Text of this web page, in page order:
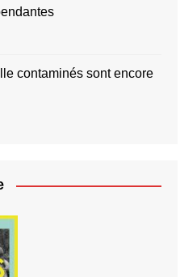
contaminés sont encore